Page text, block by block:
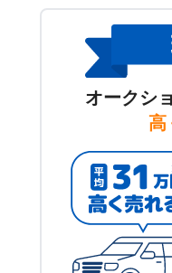
オークシ
高